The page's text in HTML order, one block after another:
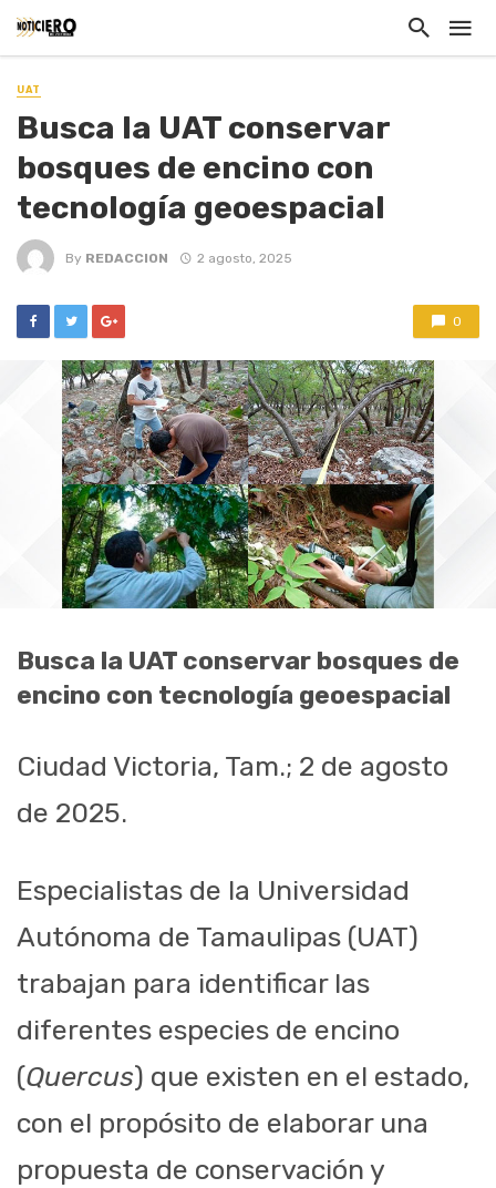
UAT
Busca la UAT conservar
bosques de encino con
tecnología geoespacial
By REDACCION 2 agosto, 2025
0
Busca la UAT conservar bosques de
encino con tecnología geoespacial
Ciudad Victoria, Tam.; 2 de agosto
de 2025.
Especialistas de la Universidad
Autónoma de Tamaulipas (UAT)
trabajan para identificar las
diferentes especies de encino
(Quercus) que existen en el estado,
con el propósito de elaborar una
propuesta de conservación y